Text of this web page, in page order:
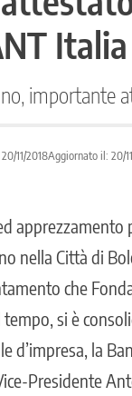
importante
11/2018Aggiornato il: 20/
nella Città di
che
si è
d’impresa, la
Presidente